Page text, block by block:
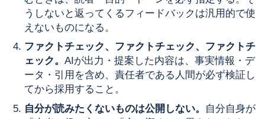
うしないと返ってくるフィードバックは汎用的で使
えないものになる。
ファクトチェック、ファクトチェック、ファクトチ
ェック。AIが出力・提案した内容は、事実情報・デ
ータ・引用を含め、責任者である人間が必ず検証し
てから採用すること。
自分が読みたくないものは公開しない。 自分自身が